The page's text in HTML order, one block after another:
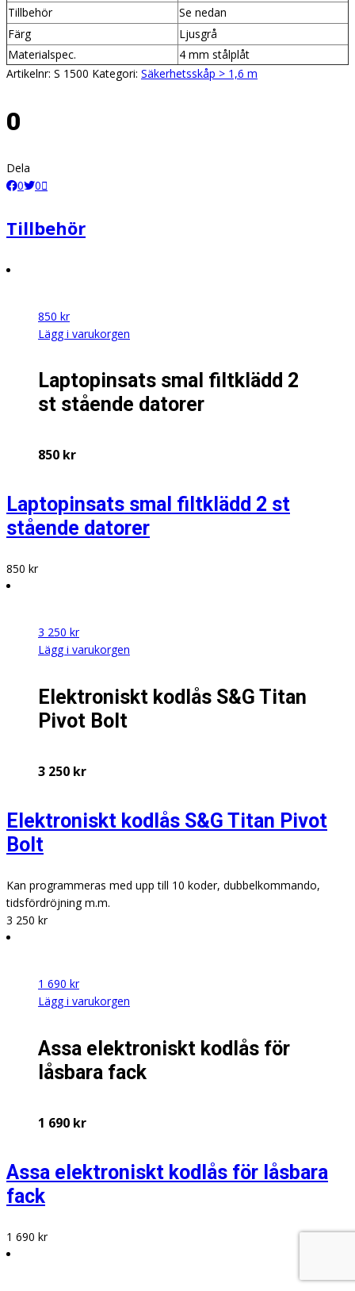
Tillbehör
Se nedan
Färg
Ljusgrå
Materialspec.
4 mm stålplåt
Artikelnr: S 1500 Kategori: Säkerhetsskåp > 1,6 m
0
Dela
0
0
Tillbehör
850 kr
Lägg i varukorgen
Laptopinsats smal filtklädd 2
st stående datorer
850 kr
Laptopinsats smal filtklädd 2 st
stående datorer
850 kr
3 250 kr
Lägg i varukorgen
Elektroniskt kodlås S&G Titan
Pivot Bolt
3 250 kr
Elektroniskt kodlås S&G Titan Pivot
Bolt
Kan programmeras med upp till 10 koder, dubbelkommando,
tidsfördröjning m.m.
3 250 kr
1 690 kr
Lägg i varukorgen
Assa elektroniskt kodlås för
låsbara fack
1 690 kr
Assa elektroniskt kodlås för låsbara
fack
1 690 kr